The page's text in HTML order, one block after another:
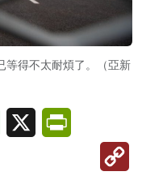
等得不太耐煩了。（亞新
Line X